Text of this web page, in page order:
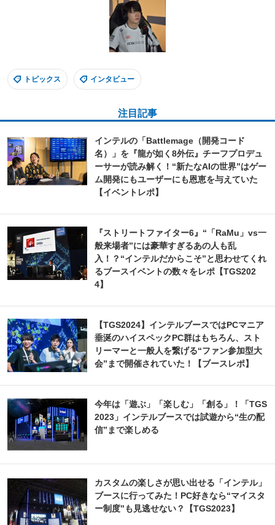
トピックス インタビュー
注目記事
インテルの「Battlemage（開発コード
名）」を『龍が如く8外伝』チーフプロデュ
ーサーが読み解く！“新たなAIの世界”はゲー
ム開発にもユーザーにも恩恵を与えていた
【イベントレポ】
『ストリートファイター6』“「RaMu」vs一
般来場者”には豪華すぎるあの人も乱
入！？“インテルだからこそ”と思わせてくれ
るブースイベントの数々をレポ【TGS202
4】
【TGS2024】インテルブースではPCマニア
垂涎のハイスペックPC群はもちろん、スト
リーマーと一般人を繋げる“ファン参加型大
会”まで開催されていた！【ブースレポ】
今年は「遊ぶ」「楽しむ」「創る」！「TGS
2023」インテルブースでは試遊から“生の配
信”まで楽しめる
カスタムの楽しさが思い出せる「インテル」
ブースに行ってみた！PC好きなら“マイスタ
ー制度”も見逃せない？【TGS2023】